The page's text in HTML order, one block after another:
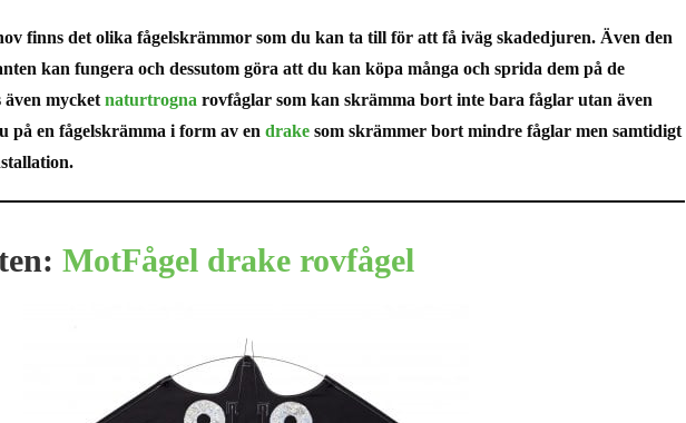
finns det olika fågelskrämmor som du kan ta till för att få iväg skadedjuren. Även den
kan fungera och dessutom göra att du kan köpa många och sprida dem på de
mycket naturtrogna rovfåglar som kan skrämma bort inte bara fåglar utan även
på en fågelskrämma i form av en drake som skrämmer bort mindre fåglar men samtidigt
MotFågel drake rovfågel